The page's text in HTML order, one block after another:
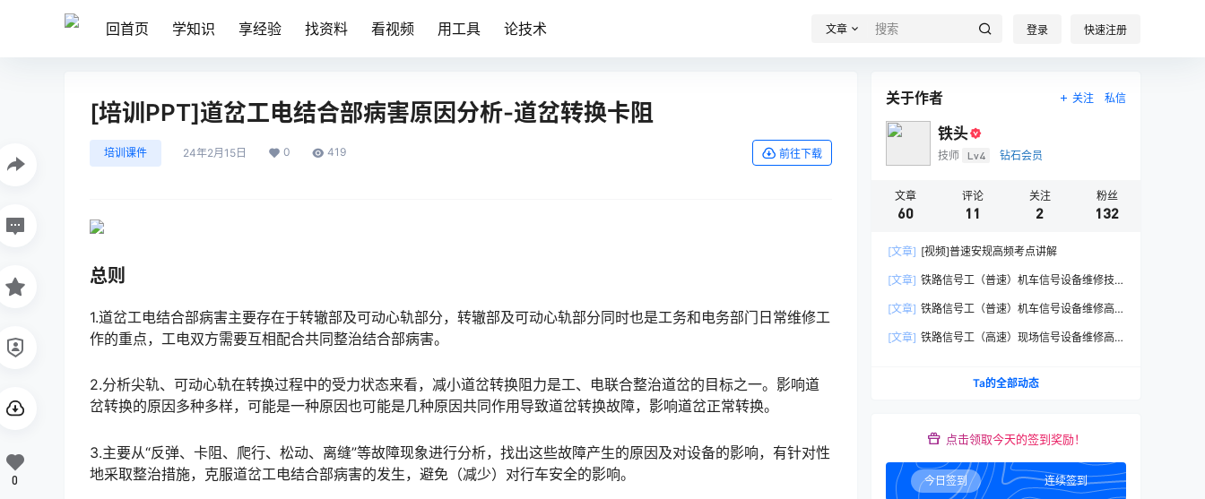
回首页 学知识 享经验 找资料 看视频 用工具 论技术 文章 登录 快速注册
[培训PPT]道岔工电结合部病害原因分析-道岔转换卡阻
培训课件 24年2月15日 0 419 前往下载
总则
1.道岔工电结合部病害主要存在于转辙部及可动心轨部分，转辙部及可动心轨部分同时也是工务和电务部门日常维修工
作的重点，工电双方需要互相配合共同整治结合部病害。
2.分析尖轨、可动心轨在转换过程中的受力状态来看，减小道岔转换阻力是工、电联合整治道岔的目标之一。影响道
岔转换的原因多种多样，可能是一种原因也可能是几种原因共同作用导致道岔转换故障，影响道岔正常转换。󠅅󠅃󠄵󠅂󠄪󠇖󠆨󠆨󠇕󠆞󠆒󠅬󠇘󠆭󠆘󠇙󠆝󠅵󠇗󠆭󠆁󠄐󠇗󠅹󠅸󠇖󠆍󠅳󠇖󠅹󠅰󠇖󠆌󠅹
3.主要从“反弹、卡阻、爬行、松动、离缝”等故障现象进行分析，找出这些故障产生的原因及对设备的影响，有针对性
地采取整治措施，克服道岔工电结合部病害的发生，避免（减少）对行车安全的影响。󠅅󠅃󠄵󠅂󠄪󠇖󠆨󠆨󠇕󠆞󠆒󠅬󠇘󠆭󠆘󠇙󠆝󠅵󠇗󠆭󠆁󠄐󠇗󠅹󠅸󠇖󠆍󠅳󠇖󠅹󠅰󠇖󠆌󠅹
0
关于作者 关注 私信
铁头
技师 Lv4 钻石会员
文章
60
评论
11
关注
2
粉丝
132
[文章] [视频]普速安规高频考点讲解
[文章] 铁路信号工（普速）机车信号设备维修技
[文章] 铁路信号工（普速）机车信号设备维修高
[文章] 铁路信号工（高速）现场信号设备维修高
Ta的全部动态
点击领取今天的签到奖励！
今日签到 连续签到